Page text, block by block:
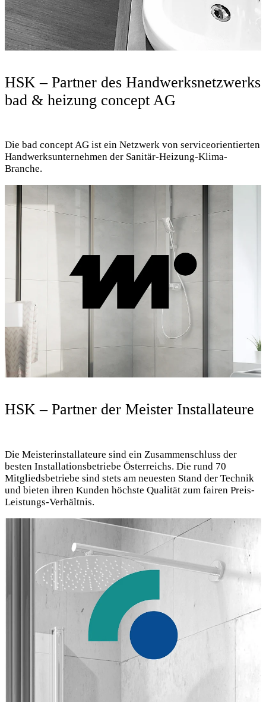
HSK – Partner des Handwerksnetzwerks
bad & heizung concept AG
Die bad concept AG ist ein Netzwerk von serviceorientierten
Handwerksunternehmen der Sanitär-Heizung-Klima-
Branche.
HSK – Partner der Meister Installateure
Die Meisterinstallateure sind ein Zusammenschluss der
besten Installationsbetriebe Österreichs. Die rund 70
Mitgliedsbetriebe sind stets am neuesten Stand der Technik
und bieten ihren Kunden höchste Qualität zum fairen Preis-
Leistungs-Verhältnis.